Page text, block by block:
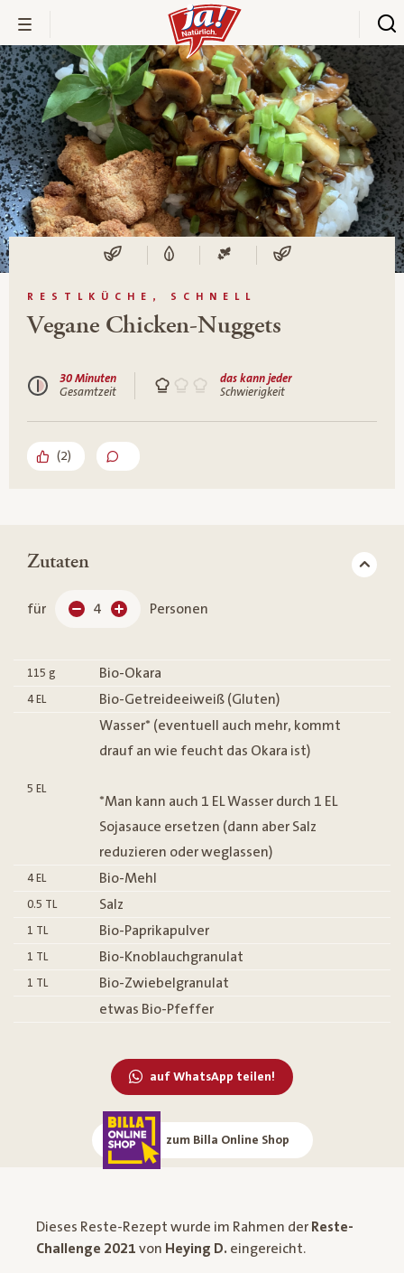
RESTLKÜCHE, SCHNELL
Vegane Chicken-Nuggets
30 Minuten
Gesamtzeit
das kann jeder
Schwierigkeit
(2)
Zutaten
für 4 Personen
115 g Bio-Okara
4 EL Bio-Getreideeiweiß (Gluten)
5 EL
Wasser* (eventuell auch mehr, kommt
drauf an wie feucht das Okara ist)
*Man kann auch 1 EL Wasser durch 1 EL
Sojasauce ersetzen (dann aber Salz
reduzieren oder weglassen)
4 EL Bio-Mehl
0.5 TL Salz
1 TL Bio-Paprikapulver
1 TL Bio-Knoblauchgranulat
1 TL
Bio-Zwiebelgranulat
etwas Bio-Pfeffer
auf WhatsApp teilen!
zum Billa Online Shop
Dieses Reste-Rezept wurde im Rahmen der Reste-
Challenge 2021 von Heying D. eingereicht.